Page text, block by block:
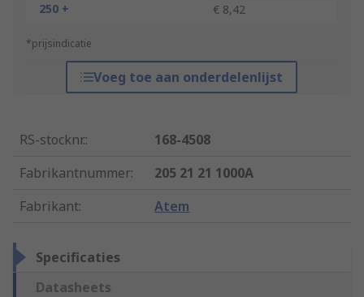
250 +
€ 8,42
*prijsindicatie
Voeg toe aan onderdelenlijst
RS-stocknr.:
168-4508
Fabrikantnummer:
205 21 21 1000A
Fabrikant: Atem
Specificaties
Datasheets